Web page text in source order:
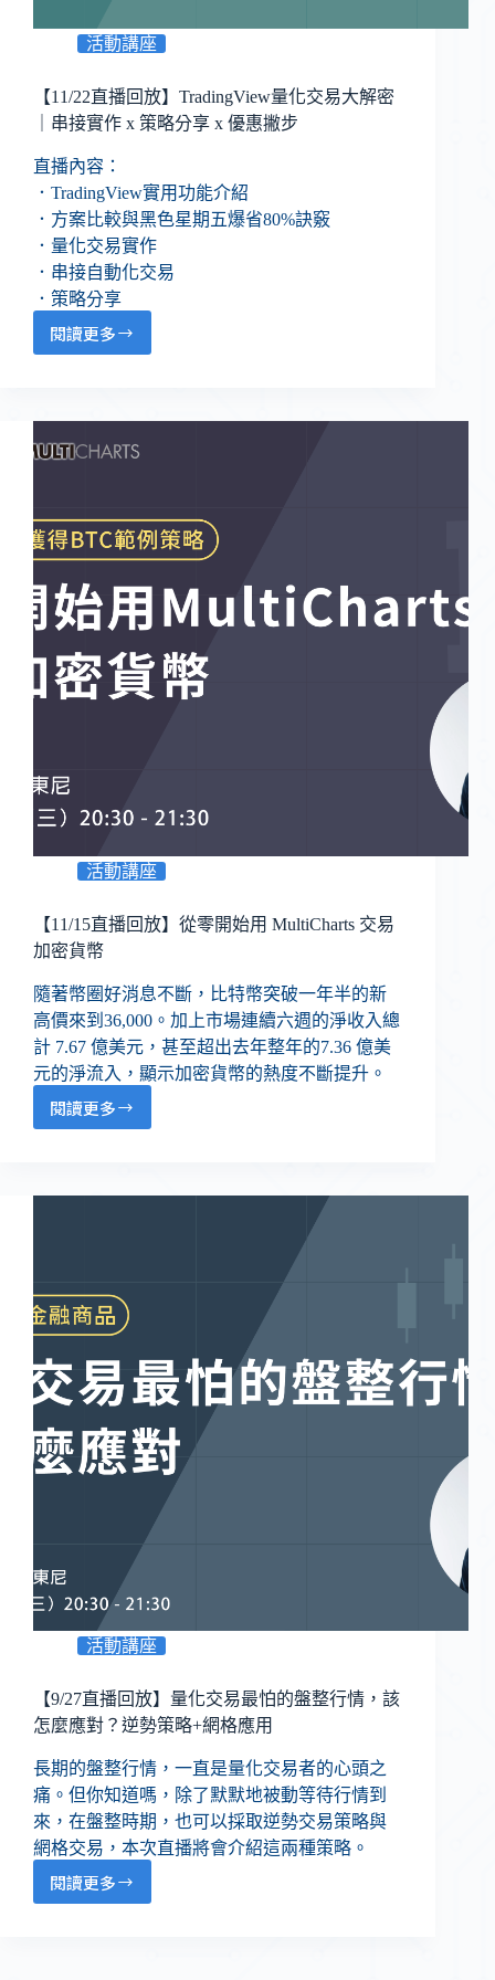
活動講座
【11/22直播回放】TradingView量化交易大解密
｜串接實作 x 策略分享 x 優惠撇步
直播內容：
．TradingView實用功能介紹
．方案比較與黑色星期五爆省80%訣竅
．量化交易實作
．串接自動化交易
．策略分享
閱讀更多
活動講座
【11/15直播回放】從零開始用 MultiCharts 交易
加密貨幣
隨著幣圈好消息不斷，比特幣突破一年半的新
高價來到36,000。加上市場連續六週的淨收入總
計 7.67 億美元，甚至超出去年整年的7.36 億美
元的淨流入，顯示加密貨幣的熱度不斷提升。
閱讀更多
活動講座
【9/27直播回放】量化交易最怕的盤整行情，該
怎麼應對？逆勢策略+網格應用
長期的盤整行情，一直是量化交易者的心頭之
痛。但你知道嗎，除了默默地被動等待行情到
來，在盤整時期，也可以採取逆勢交易策略與
網格交易，本次直播將會介紹這兩種策略。
閱讀更多